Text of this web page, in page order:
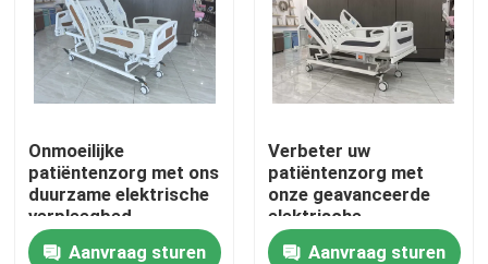
Huis
Onmoeilijke
patiëntenzorg met ons
duurzame elektrische
verpleegbed
Aanvraag sturen
Verbeter uw
patiëntenzorg met
onze geavanceerde
elektrische
verpleegbed
Aanvraag sturen